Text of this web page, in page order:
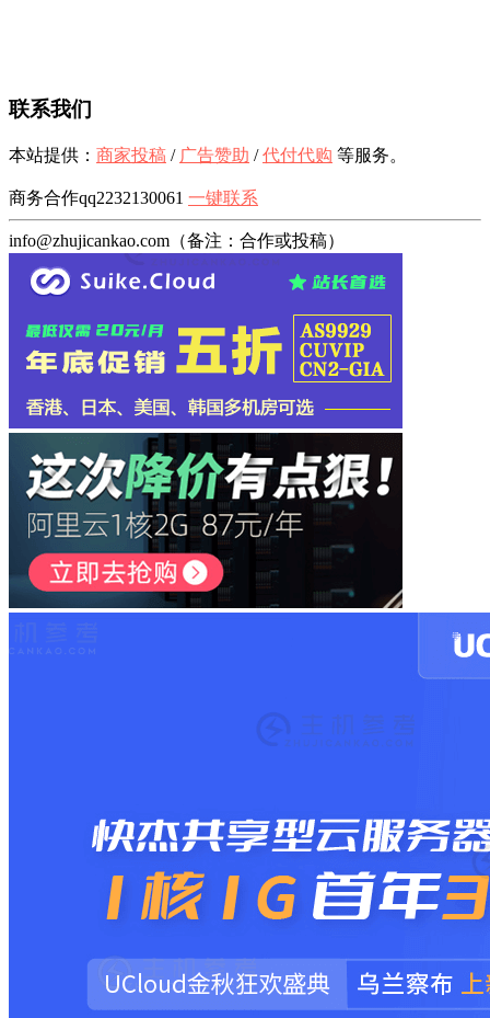
联系我们
本站提供： 商家投稿 / 广告赞助 /代付代购 等服务。
商务合作qq2232130061 一键联系
info@zhujicankao.com（备注：合作或投稿）